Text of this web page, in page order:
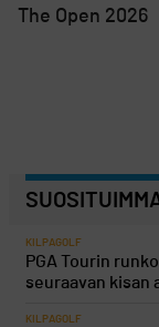
The Open 2026
KILPAGOLF
PGA Tourin
seuraavan kisan
KILPAGOLF